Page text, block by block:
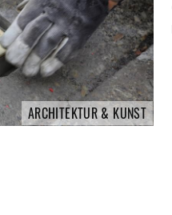
ARCHITEKTUR & KUNST